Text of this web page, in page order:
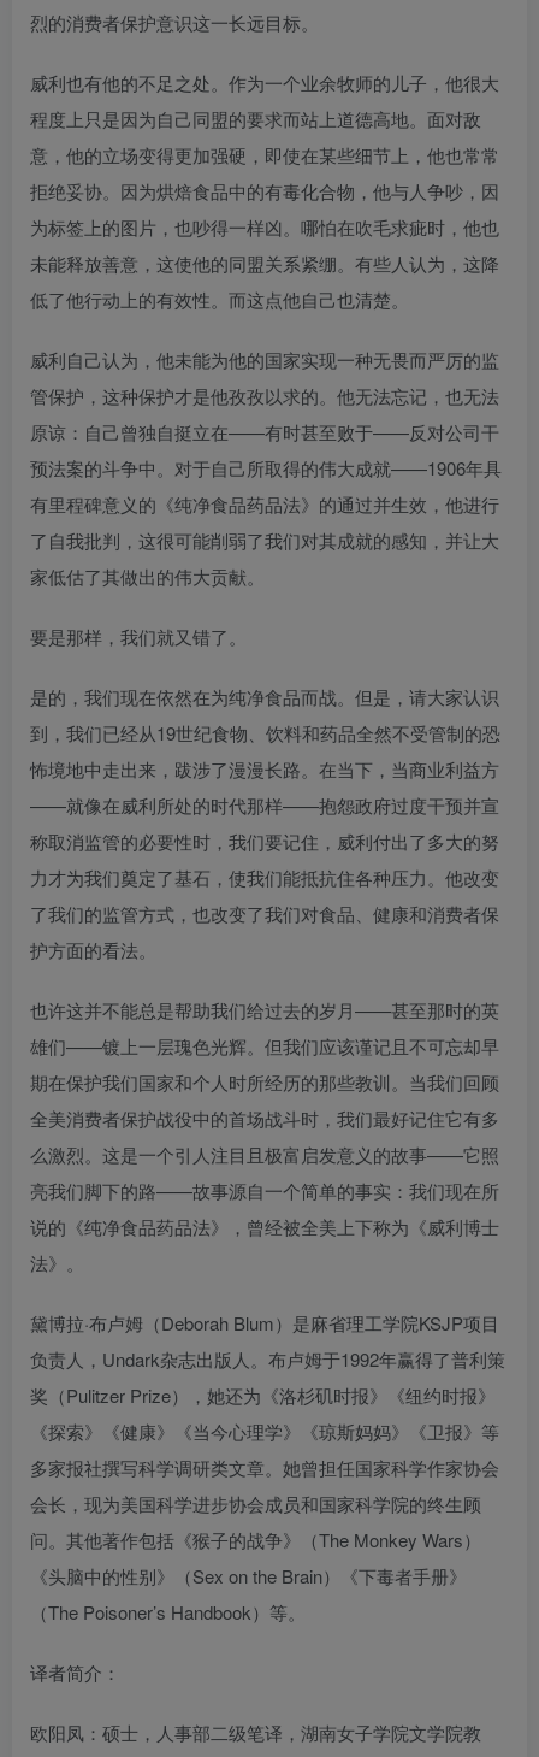
烈的消费者保护意识这一长远目标。
威利也有他的不足之处。作为一个业余牧师的儿子，他很大
程度上只是因为自己同盟的要求而站上道德高地。面对敌
意，他的立场变得更加强硬，即使在某些细节上，他也常常
拒绝妥协。因为烘焙食品中的有毒化合物，他与人争吵，因
为标签上的图片，也吵得一样凶。哪怕在吹毛求疵时，他也
未能释放善意，这使他的同盟关系紧绷。有些人认为，这降
低了他行动上的有效性。而这点他自己也清楚。
威利自己认为，他未能为他的国家实现一种无畏而严厉的监
管保护，这种保护才是他孜孜以求的。他无法忘记，也无法
原谅：自己曾独自挺立在——有时甚至败于——反对公司干
预法案的斗争中。对于自己所取得的伟大成就——1906年具
有里程碑意义的《纯净食品药品法》的通过并生效，他进行
了自我批判，这很可能削弱了我们对其成就的感知，并让大
家低估了其做出的伟大贡献。
要是那样，我们就又错了。
是的，我们现在依然在为纯净食品而战。但是，请大家认识
到，我们已经从19世纪食物、饮料和药品全然不受管制的恐
怖境地中走出来，跋涉了漫漫长路。在当下，当商业利益方
——就像在威利所处的时代那样——抱怨政府过度干预并宣
称取消监管的必要性时，我们要记住，威利付出了多大的努
力才为我们奠定了基石，使我们能抵抗住各种压力。他改变
了我们的监管方式，也改变了我们对食品、健康和消费者保
护方面的看法。
也许这并不能总是帮助我们给过去的岁月——甚至那时的英
雄们——镀上一层瑰色光辉。但我们应该谨记且不可忘却早
期在保护我们国家和个人时所经历的那些教训。当我们回顾
全美消费者保护战役中的首场战斗时，我们最好记住它有多
么激烈。这是一个引人注目且极富启发意义的故事——它照
亮我们脚下的路——故事源自一个简单的事实：我们现在所
说的《纯净食品药品法》，曾经被全美上下称为《威利博士
法》。
黛博拉·布卢姆（Deborah Blum）是麻省理工学院KSJP项目
负责人，Undark杂志出版人。布卢姆于1992年赢得了普利策
奖（Pulitzer Prize），她还为《洛杉矶时报》《纽约时报》
《探索》《健康》《当今心理学》《琼斯妈妈》《卫报》等
多家报社撰写科学调研类文章。她曾担任国家科学作家协会
会长，现为美国科学进步协会成员和国家科学院的终生顾
问。其他著作包括《猴子的战争》（The Monkey Wars）
《头脑中的性别》（Sex on the Brain）《下毒者手册》
（The Poisoner’s Handbook）等。
译者简介：
欧阳凤：硕士，人事部二级笔译，湖南女子学院文学院教